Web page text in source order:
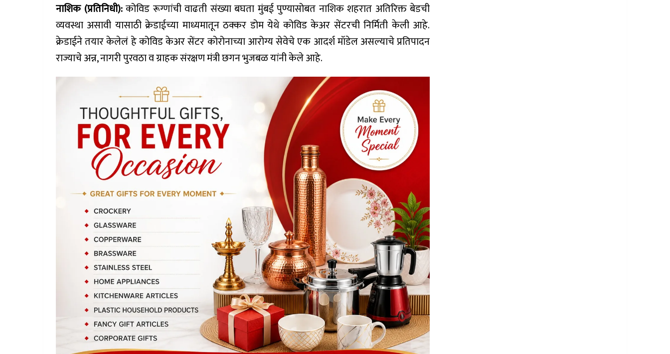
नाशिक (प्रतिनिधी):कोविड रूग्णांची वाढती संख्या बघता मुंबई पुण्यासोबत नाशिक शहरात अतिरिक्त बेडची
व्यवस्था असावी यासाठी क्रेडाईच्या माध्यमातून ठक्कर डोम येथे कोविड केअर सेंटरची निर्मिती केली आहे.
क्रेडाईने तयार केलेलं हे कोविड केअर सेंटर कोरोनाच्या आरोग्य सेवेचे एक आदर्श मॉडेल असल्याचे प्रतिपादन
राज्याचे अन्न, नागरी पुरवठा व ग्राहक संरक्षण मंत्री छगन भुजबळ यांनी केले आहे.